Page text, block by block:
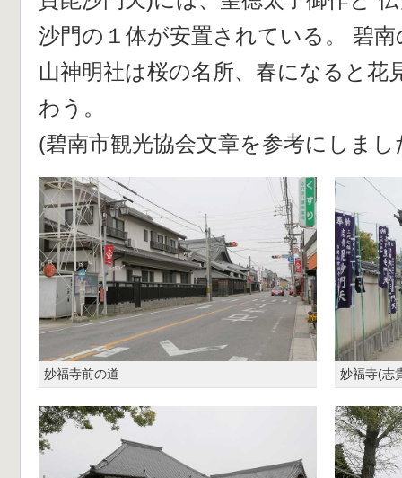
沙門の１体が安置されている。 碧
山神明社は桜の名所、春になると花
わう。
(碧南市観光協会文章を参考にしまし
妙福寺前の道 妙福寺(志